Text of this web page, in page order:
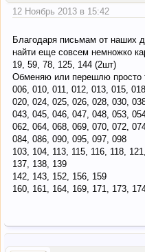
12 Ноябрь 2013 в 15:42
Благодаря письмам от наших
найти еще совсем немножко
19, 59, 78, 125, 144 (2шт)
Обменяю или перешлю просто
006, 010, 011, 012, 013, 015, 018,
020, 024, 025, 026, 028, 030,
043, 045, 046, 047, 048, 053,
062, 064, 068, 069, 070, 072,
084, 086, 090, 095, 097, 098
103, 104, 113, 115, 116, 118,
137, 138, 139
142, 143, 152, 156, 159
160, 161, 164, 169, 171, 173,